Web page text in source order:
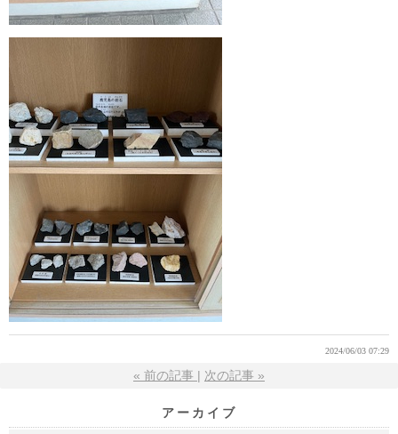
2024/06/03 07:29
« 前の記事 次の記事 »
アーカイブ